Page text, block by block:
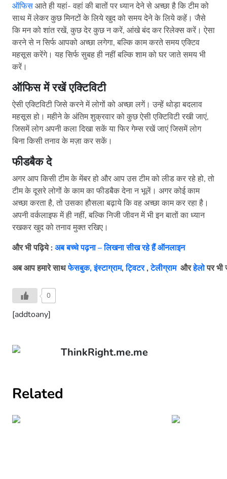
ऑफिसआते ही यहां- वहां की बातों पर ध्यान देने से अच्छा है कि टीम को
साथ में लेकर कुछ मिनटों के लिये खुद को समय देने के लिये कहें। जैसे
कि मन को शांत रखें, कुछ देर कुछ न करें, आंखे बंद कर रिलेक्स करें। ऐसा
करने से न सिर्फ आपको अच्छा लगेगा, बल्कि काम करते समय एक्टिव
महसूस करेंगे। यह सिर्फ सुबह ही नहीं बल्कि शाम को घर जाते समय भी
करें।
ऑफिस में रखें एक्टिविटी
ऐसी एक्टिविटी जिसे करने में लोगों को अच्छा लगें। उन्हें थोड़ा बदलाव
महसूस हो। महीने के अंतिम शुक्रवार को कुछ ऐसी एक्टिविटी रखी जाएं,
जिसमें लोग अपनी कला दिखा सकें या फिर गेम्स रखें जाएं जिसमें लोग
बिना किसी तनाव के मज़ा कर सकें।
फीडबैक दे
अगर आप किसी टीम के मेंबर हो और आप उस टीम को लीड कर रहे हो, तो
टीम के दूसरे लोगों के काम का फीडबैक देना न भूलें। अगर कोई काम
अच्छा करता है, तो उसका हौसला बढ़ाये कि वह अच्छा काम कर रहा है।
अपनी वर्कलाइफ में ही नहीं, बल्कि निजी जीवन में भी इन बातों का ध्यान
रखकर खुद को तनाव मुक्त रखिए।
और भी पढ़िये : अब बच्चे पढ़ना – लिखना सीख रहे हैं ऑनलाइन
अब आप हमारे साथफेसबुक,इंस्टाग्राम,ट्विटर,टेलीग्राम औरहेलोपर भी
0
[addtoany]
ThinkRight.me.me
Related